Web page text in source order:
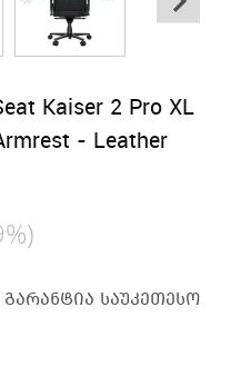
Kaiser 2 Pro XL
- Leather
საუკეთესო